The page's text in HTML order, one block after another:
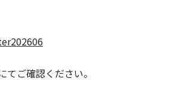
ご確認ください。